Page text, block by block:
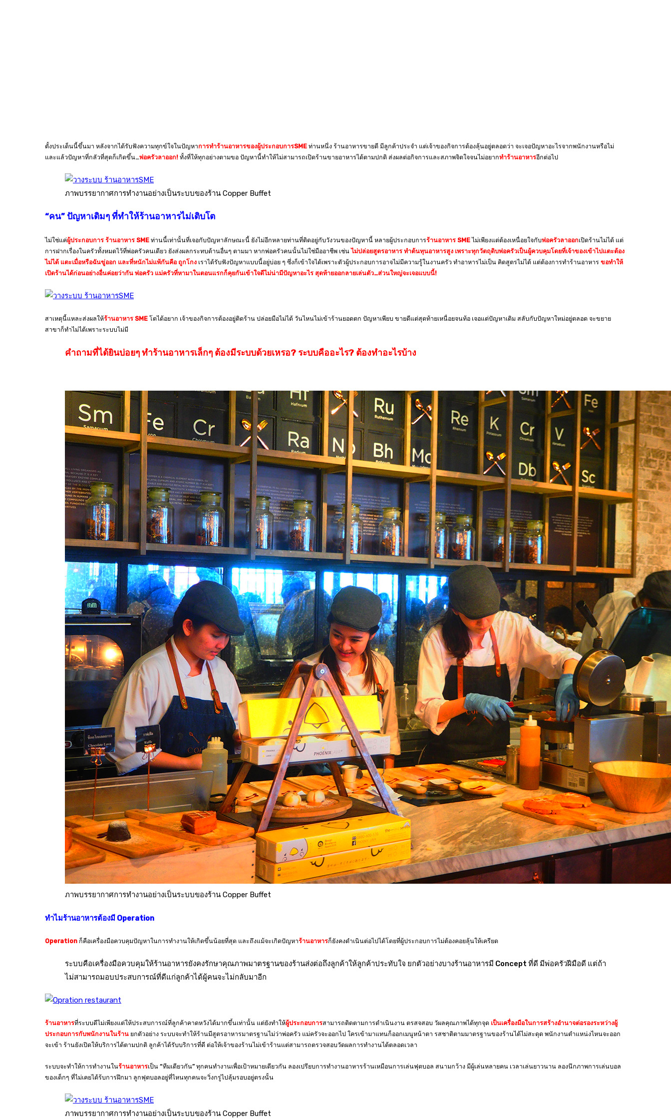
ตั้งประเด็นนี้ขึ้นมา หลังจากได้รับฟังความทุกข์ใจในปัญหาการทำร้านอาหารของผู้ประกอบการSME ท่านหนึ่ง ร้านอาหารขายดี มีลูกค้าประจำ แต่เจ้าของกิจการต้องลุ้นอยู่ตลอดว่า จะเจอปัญหาอะไรจากพนักงานหรือไม่
และแล้วปัญหาที่กลัวที่สุดก็เกิดขึ้น…พ่อครัวลาออก! ทั้งที่ให้ทุกอย่างตามขอ ปัญหานี้ทำให้ไม่สามารถเปิดร้านขายอาหารได้ตามปกติ ส่งผลต่อกิจการและสภาพจิตใจจนไม่อยากทำร้านอาหารอีกต่อไป
ภาพบรรยากาศการทำงานอย่างเป็นระบบของร้าน Copper Buffet
“คน” ปัญหาเดิมๆ ที่ทำให้ร้านอาหารไม่เติบโต
ไม่ใช่แค่ผู้ประกอบการ ร้านอาหาร SME ท่านนี้เท่านั้นที่เจอกับปัญหาลักษณะนี้ ยังไม่อีกหลายท่านที่ติดอยู่กับวังวนของปัญหานี้ หลายผู้ประกอบการร้านอาหาร SMEไม่เพียงแต่ต้องเหนื่อยใจกับพ่อครัวลาออกเปิดร้านไม่ได้ แต่
การฝากเรื่องในครัวทั้งหมดไว้ที่พ่อครัวคนเดียว ยังส่งผลกระทบด้านอื่นๆ ตามมา หากพ่อครัวคนนั้นไม่ใช่มืออาชีพ เช่นไม่ปล่อยสูตรอาหาร ทำต้นทุนอาหารสูง เพราะทุกวัตถุดิบพ่อครัวเป็นผู้ควบคุมโดยที่เจ้าของเข้าไปแตะต้อง
ไม่ได้ แตะเมื่อหรือฉันขู่ออก และที่หนักไม่แพ้กันคือ ถูกโกง เราได้รับฟังปัญหาแบบนี้อยู่บ่อย ๆ ซึ่งก็เข้าใจได้เพราะตัวผู้ประกอบการอาจไม่มีความรู้ในงานครัว ทำอาหารไม่เป็น คิดสูตรไม่ได้ แต่ต้องการทำร้านอาหาร ขอทำให้
เปิดร้านได้ก่อนอย่างอื่นค่อยว่ากัน พ่อครัว แม่ครัวที่หามาในตอนแรกก็คุยกันเข้าใจดีไม่น่ามีปัญหาอะไร สุดท้ายออกลายเล่นตัว…ส่วนใหญ่จะเจอแบบนี้!
สาเหตุนี้แหละส่งผลให้ร้านอาหาร SME โตได้อยาก เจ้าของกิจการต้องอยู่ติดร้าน ปล่อยมือไม่ได้ วันไหนไม่เข้าร้านยอดตก ปัญหาเพียบ ขายดีแต่สุดท้ายเหนื่อยจนท้อ เจอแต่ปัญหาเดิม สลับกับปัญหาใหม่อยู่ตลอด จะขยาย
สาขาก็ทำไม่ได้เพราะระบบไม่มี
คำถามที่ได้ยินบ่อยๆ ทำร้านอาหารเล็กๆ ต้องมีระบบด้วยเหรอ? ระบบคืออะไร? ต้องทำอะไรบ้าง
ภาพบรรยากาศการทำงานอย่างเป็นระบบของร้าน Copper Buffet
ทำไมร้านอาหารต้องมี Operation
Operation ก็คือเครื่องมือควบคุมปัญหาในการทำงานให้เกิดขึ้นน้อยที่สุด และถึงแม้จะเกิดปัญหาร้านอาหารก็ยังคงดำเนินต่อไปได้โดยที่ผู้ประกอบการไม่ต้องคอยลุ้นให้เครียด
ระบบคือเครื่องมือควบคุมให้ร้านอาหารยังคงรักษาคุณภาพมาตรฐานของร้านส่งต่อถึงลูกค้าให้ลูกค้าประทับใจ ยกตัวอย่างบางร้านอาหารมี Concept ที่ดี มีพ่อครัวฝีมือดี แต่ถ้า
ไม่สามารถมอบประสบการณ์ที่ดีแก่ลูกค้าได้ผู้คนจะไม่กลับมาอีก
ร้านอาหารที่ระบบดีไม่เพียงแต่ให้ประสบการณ์ที่ลูกค้าคาดหวังได้มากขึ้นเท่านั้น แต่ยังทำให้ผู้ประกอบการสามารถติดตามการดำเนินงาน ตรสจสอบ วัผลคุณภาพได้ทุกจุด เป็นเครื่องมือในการสร้างอำนาจต่อรองระหว่างผู้
ประกอบการกับพนักงานในร้าน ยกตัวอย่าง ระบบจะทำให้ร้านมีสูตรอาหารมาตรฐานไม่ว่าพ่อครัว แม่ครัวจะออกไป ใครเข้ามาแทนก็ออกเมนูหน้าตา รสชาติตามมาตรฐานของร้านได้ไม่สะดุด พนักงานตำแหน่งไหนจะออก
จะเข้า ร้านยังเปิดให้บริการได้ตามปกติ ลูกค้าได้รับบริการที่ดี ต่อให้เจ้าของร้านไม่เข้าร้านแต่สามารถตรวจสอบวัดผลการทำงานได้ตลอดเวลา
ระบบจะทำให้การทำงานในร้านอาหารเป็น “ทีมเดียวกัน” ทุกคนทำงานเพื่อเป้าหมายเดียวกัน ลองเปรียบการทำงานอาหารร้านเหมือนการเล่นฟุตบอล สนามกว้าง มีผู้เล่นหลายคน เวลาเล่นยาวนาน ลองนึกภาพการเล่นบอล
ของเด็กๆ ที่ไม่เคยได้ร้บการฝึกมา ลูกฟุตบอลอยู่ที่ไหนทุกคนจะวิ่งกรู่ไปลุ้มรอบอยู่ตรงนั้น
ภาพบรรยากาศการทำงานอย่างเป็นระบบของร้าน Copper Buffet